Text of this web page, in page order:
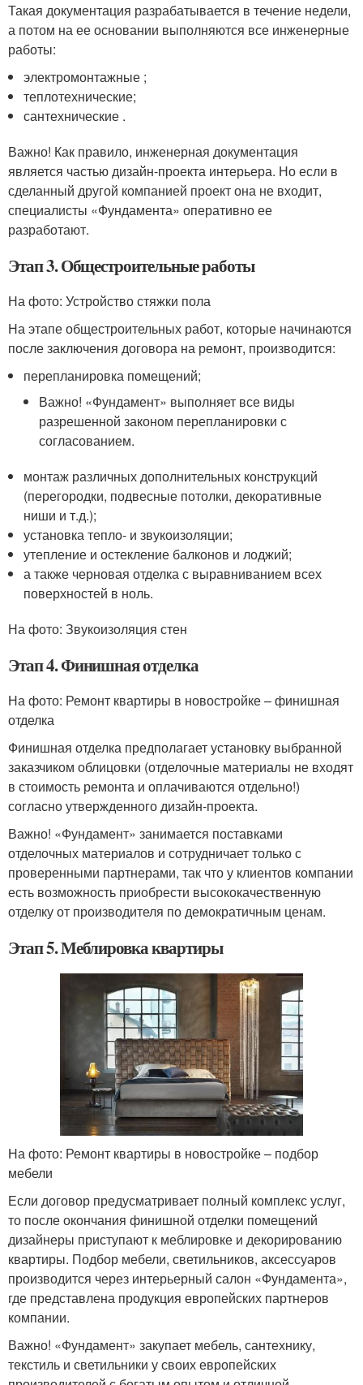
Такая документация разрабатывается в течение недели,
а потом на ее основании выполняются все инженерные
работы:
электромонтажные ;
теплотехнические;
сантехнические .
Важно! Как правило, инженерная документация
является частью дизайн-проекта интерьера. Но если в
сделанный другой компанией проект она не входит,
специалисты «Фундамента» оперативно ее
разработают.
Этап 3. Общестроительные работы
На фото: Устройство стяжки пола
На этапе общестроительных работ, которые начинаются
после заключения договора на ремонт, производится:
перепланировка помещений;
Важно! «Фундамент» выполняет все виды
разрешенной законом перепланировки с
согласованием.
монтаж различных дополнительных конструкций
(перегородки, подвесные потолки, декоративные
ниши и т.д.);
установка тепло- и звукоизоляции;
утепление и остекление балконов и лоджий;
а также черновая отделка с выравниванием всех
поверхностей в ноль.
На фото: Звукоизоляция стен
Этап 4. Финишная отделка
На фото: Ремонт квартиры в новостройке – финишная
отделка
Финишная отделка предполагает установку выбранной
заказчиком облицовки (отделочные материалы не входят
в стоимость ремонта и оплачиваются отдельно!)
согласно утвержденного дизайн-проекта.
Важно! «Фундамент» занимается поставками
отделочных материалов и сотрудничает только с
проверенными партнерами, так что у клиентов компании
есть возможность приобрести высококачественную
отделку от производителя по демократичным ценам.
Этап 5. Меблировка квартиры
На фото: Ремонт квартиры в новостройке – подбор
мебели
Если договор предусматривает полный комплекс услуг,
то после окончания финишной отделки помещений
дизайнеры приступают к меблировке и декорированию
квартиры. Подбор мебели, светильников, аксессуаров
производится через интерьерный салон «Фундамента»,
где представлена продукция европейских партнеров
компании.
Важно! «Фундамент» закупает мебель, сантехнику,
текстиль и светильники у своих европейских